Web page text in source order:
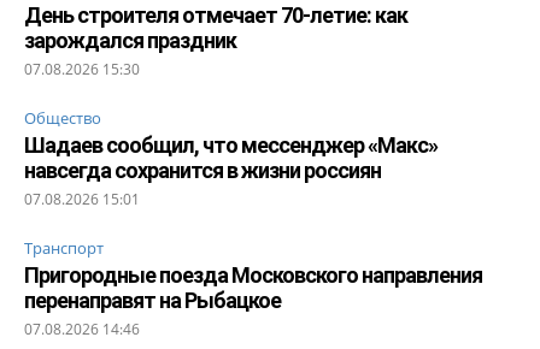
День строителя отмечает 70-летие: как
зарождался праздник
07.08.2026 15:30
Общество
Шадаев сообщил, что мессенджер «Макс»
навсегда сохранится в жизни россиян
07.08.2026 15:01
Транспорт
Пригородные поезда Московского направления
перенаправят на Рыбацкое
07.08.2026 14:46